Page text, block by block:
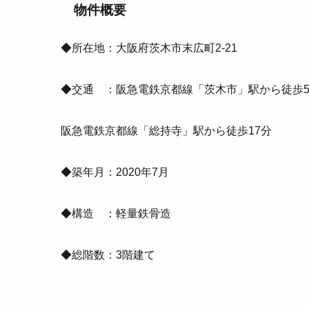
物件概要
◆所在地：大阪府茨木市末広町2-21
◆交通 ：阪急電鉄京都線「茨木市」駅から徒歩
阪急電鉄京都線「総持寺」駅から徒歩17分
◆築年月：2020年7月
◆構造 ：軽量鉄骨造
◆総階数：3階建て